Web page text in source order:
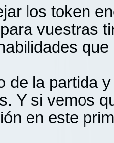
los token
vuestras
que
de la partida
Y si vemos
en este